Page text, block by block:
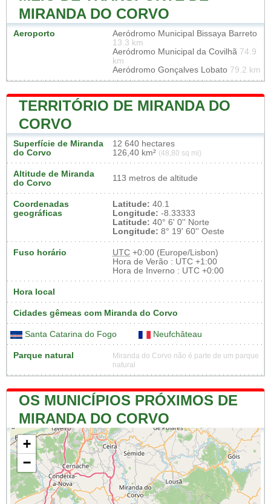
MIRANDA DO CORVO
Aeroporto
Aeródromo Municipal Bissaya Barreto
13.3 km
Aeródromo Municipal da Covilhã 74.9
km
Aeródromo Gonçalves Lobato 79.2 km
TERRITÓRIO DE MIRANDA DO
CORVO
Superfície de Miranda
do Corvo
12 640 hectares
126,40 km² (48,80 sq mi)
Altitude de Miranda
do Corvo
113 metros de altitude
Coordenadas
geográficas
Latitude: 40.1
Longitude: -8.33333
Latitude: 40° 6' 0'' Norte
Longitude: 8° 19' 60'' Oeste
Fuso horário UTC +0:00 (Europe/Lisbon)
Hora de Verão : UTC +1:00
Hora de Inverno : UTC +0:00
Hora local
Cidades gêmeas com Miranda do Corvo
Santa Catarina do Fogo Neufchâteau
Parque natural
Miranda do Corvo não é parte de um parque
natural
OS MUNICÍPIOS PRÓXIMOS DE
MIRANDA DO CORVO
+
−